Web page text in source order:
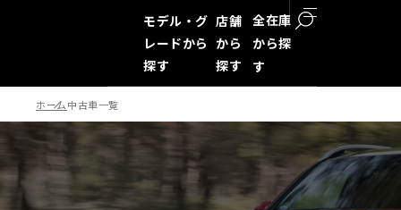
モデル・グ
レードから
探す
店舗
から
探す
全在庫
から探
す
検索
ホーム中古車一覧